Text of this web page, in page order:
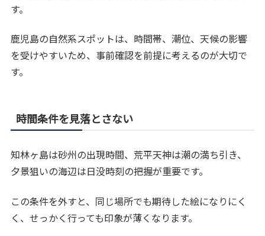
す。
鹿児島の自然系スポットは、時間帯、潮位、天候の影響
を受けやすいため、事前確認を前提に考えるのが大切で
す。
時間条件を見落とさない
知林ヶ島は砂州の出現時間、荒平天神は潮の満ち引き、
夕景狙いの海辺は日没時刻の把握が重要です。
この条件を外すと、同じ場所でも期待した絵になりにく
く、せっかく行っても印象が薄くなります。